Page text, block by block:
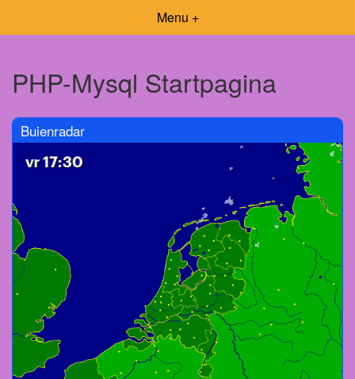
Menu +
PHP-Mysql Startpagina
Buienradar